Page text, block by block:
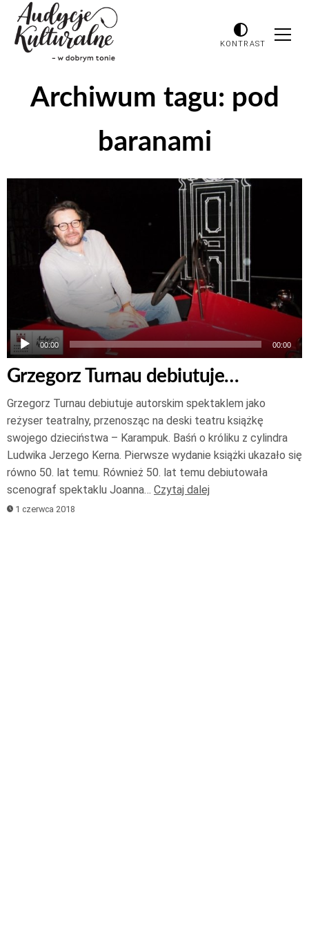
KONTRAST
Archiwum tagu: pod
baranami
dźwiękowych
00:00 00:00
Grzegorz Turnau debiutuje…
Grzegorz Turnau debiutuje autorskim spektaklem jako
reżyser teatralny, przenosząc na deski teatru książkę
swojego dzieciństwa – Karampuk. Baśń o króliku z cylindra
Ludwika Jerzego Kerna. Pierwsze wydanie książki ukazało się
równo 50. lat temu. Również 50. lat temu debiutowała
scenograf spektaklu Joanna… Czytaj dalej
1 czerwca 2018